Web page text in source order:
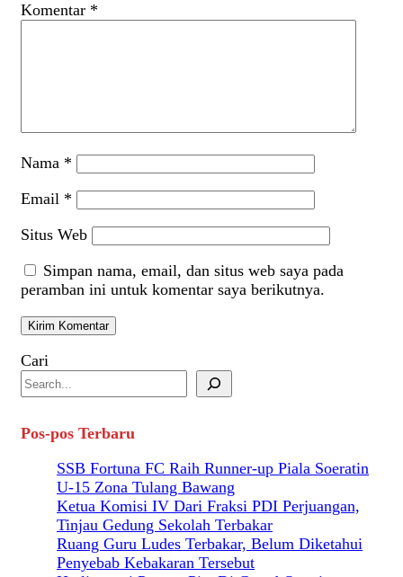
Komentar *
Nama *
Email *
Situs Web
Simpan nama, email, dan situs web saya pada
peramban ini untuk komentar saya berikutnya.
Cari
Pos-pos Terbaru
SSB Fortuna FC Raih Runner-up Piala Soeratin
U-15 Zona Tulang Bawang
Ketua Komisi IV Dari Fraksi PDI Perjuangan,
Tinjau Gedung Sekolah Terbakar
Ruang Guru Ludes Terbakar, Belum Diketahui
Penyebab Kebakaran Tersebut